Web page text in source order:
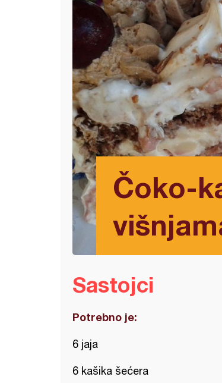
Čoko-
Sastojci
Potrebno je:
6 jaja
6 kašika šećera